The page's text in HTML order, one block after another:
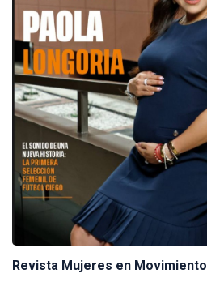
Revista Mujeres en Movimiento